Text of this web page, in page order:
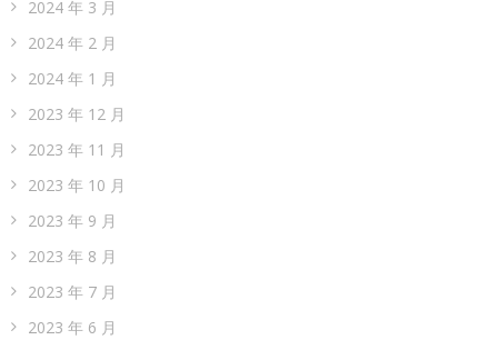
2024 年 3 月
2024 年 2 月
2024 年 1 月
2023 年 12 月
2023 年 11 月
2023 年 10 月
2023 年 9 月
2023 年 8 月
2023 年 7 月
2023 年 6 月